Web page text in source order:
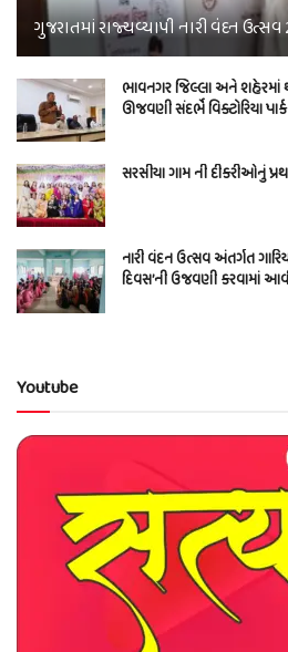
ગુજરાતમાં રાજ્યવ્યાપી નારી વંદન
ભાવનગર જિલ્લા અને શહેરમાં
ઊજવણી સંદર્ભે વિક્ટોરિયા
સરસીયા ગામ ની દીકરીઓનું
નારી વંદન ઉત્સવ અંતર્ગત
દિવસ’ની ઉજવણી કરવામાં
Youtube